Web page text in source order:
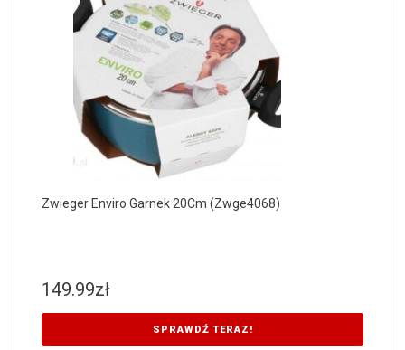
Zwieger Enviro Garnek 20Cm (Zwge4068)
149.99zł
SPRAWDŹ TERAZ!